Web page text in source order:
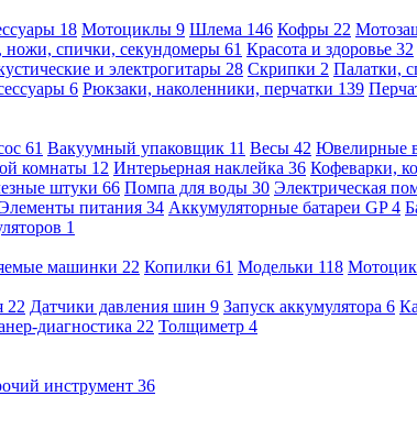
18 Мотоциклы 9 Шлема 146 Кофры 22
ножи, спички, секундомеры 61 Красота и здоровье 32
и электрогитары 28 Скрипки 2 Палатки,
6 Рюкзаки, наколенники, перчатки 139
61 Вакуумный упаковщик 11 Весы 42 Ювелирные
комнаты 12 Интерьерная наклейка 36 Кофеварки,
штуки 66 Помпа для воды 30 Электрическая
питания 34 Аккумуляторные батареи GP4
1
машинки 22 Копилки 61 Модельки 118
22 Датчики давления шин 9 Запуск аккумулятора 6
диагностика 22 Толщиметр 4
инструмент 36